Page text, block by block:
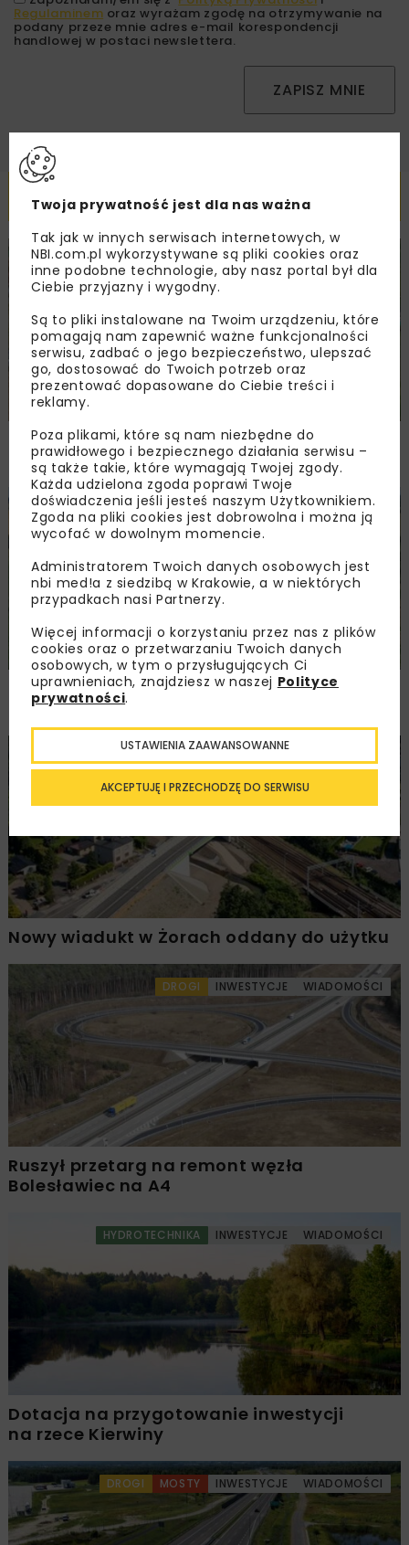
Regulaminem oraz wyrażam zgodę na otrzymywanie na
podany przeze mnie adres e-mail korespondencji
handlowej w postaci newslettera.
ZAPISZ MNIE
Powiązane artykuły
DROGI INWESTYCJE WIADOMOŚCI
Remont nawierzchni na węzłach A4.
Przetarg obejmuje pięć węzłów
DROGI INWESTYCJE WIADOMOŚCI
Ponownie wybrano ofertę na budowę A2
Biała Podlaska–Kijowiec
KOLEJ INWESTYCJE WIADOMOŚCI
Nowy wiadukt w Żorach oddany do użytku
DROGI INWESTYCJE WIADOMOŚCI
Ruszył przetarg na remont węzła
Bolesławiec na A4
HYDROTECHNIKA INWESTYCJE WIADOMOŚCI
Dotacja na przygotowanie inwestycji
na rzece Kierwiny
DROGI MOSTY INWESTYCJE WIADOMOŚCI
Twoja prywatność jest dla nas ważna
Tak jak w innych serwisach internetowych, w
NBI.com.pl wykorzystywane są pliki cookies oraz
inne podobne technologie, aby nasz portal był dla
Ciebie przyjazny i wygodny.
Są to pliki instalowane na Twoim urządzeniu, które
pomagają nam zapewnić ważne funkcjonalności
serwisu, zadbać o jego bezpieczeństwo, ulepszać
go, dostosować do Twoich potrzeb oraz
prezentować dopasowane do Ciebie treści i
reklamy.
Poza plikami, które są nam niezbędne do
prawidłowego i bezpiecznego działania serwisu –
są także takie, które wymagają Twojej zgody.
Każda udzielona zgoda poprawi Twoje
doświadczenia jeśli jesteś naszym Użytkownikiem.
Zgoda na pliki cookies jest dobrowolna i można ją
wycofać w dowolnym momencie.
Administratorem Twoich danych osobowych jest
nbi med!a z siedzibą w Krakowie, a w niektórych
przypadkach nasi Partnerzy.
Więcej informacji o korzystaniu przez nas z plików
cookies oraz o przetwarzaniu Twoich danych
osobowych, w tym o przysługujących Ci
uprawnieniach, znajdziesz w naszej Polityce
prywatności.
AKCEPTUJĘ I PRZECHODZĘ DO SERWISU
USTAWIENIA ZAAWANSOWANNE